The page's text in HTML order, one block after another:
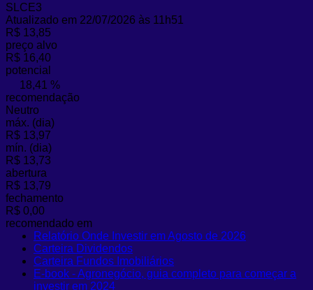
SLCE3
Atualizado em 22/07/2026 às 11h51
R$ 13,85
preço alvo
R$ 16,40
potencial
18,41 %
recomendação
Neutro
máx. (dia)
R$ 13,97
mín. (dia)
R$ 13,73
abertura
R$ 13,79
fechamento
R$ 0,00
recomendado em
Relatório Onde Investir em Agosto de 2026
Carteira Dividendos
Carteira Fundos Imobiliários
E-book - Agronegócio, guia completo para começar a
investir em 2024